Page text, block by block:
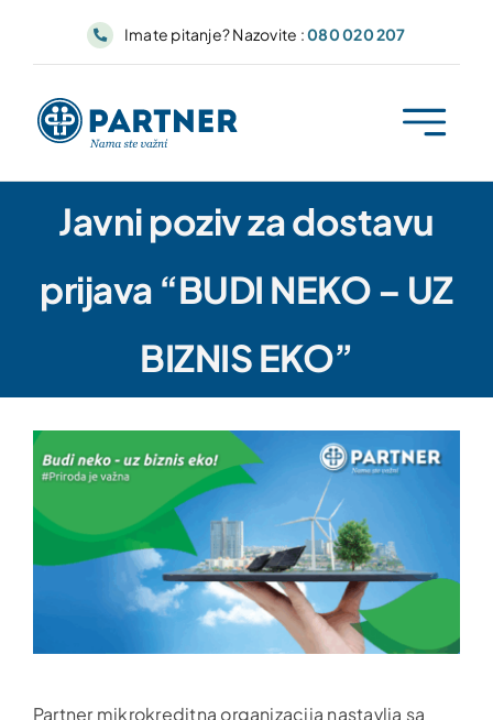
Imate pitanje? Nazovite :080 020 207
Javni poziv za dostavu
prijava “BUDI NEKO – UZ
BIZNIS EKO”
Partner mikrokreditna organizacija nastavlja sa